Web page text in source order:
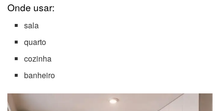
Onde usar:
sala
quarto
cozinha
banheiro